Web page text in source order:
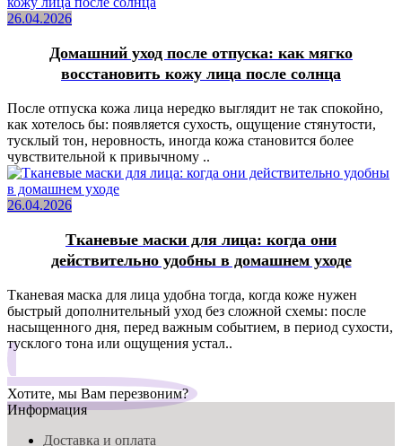
26.04.2026
Домашний уход после отпуска: как мягко
восстановить кожу лица после солнца
После отпуска кожа лица нередко выглядит не так спокойно,
как хотелось бы: появляется сухость, ощущение стянутости,
тусклый тон, неровность, иногда кожа становится более
чувствительной к привычному ..
26.04.2026
Тканевые маски для лица: когда они
действительно удобны в домашнем уходе
Тканевая маска для лица удобна тогда, когда коже нужен
быстрый дополнительный уход без сложной схемы: после
насыщенного дня, перед важным событием, в период сухости,
тусклого тона или ощущения устал..
Хотите, мы Вам перезвоним?
Информация
Доставка и оплата